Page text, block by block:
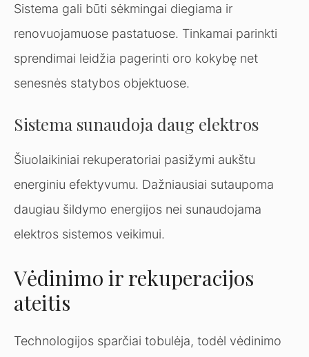
Sistema gali būti sėkmingai diegiama ir
renovuojamuose pastatuose. Tinkamai parinkti
sprendimai leidžia pagerinti oro kokybę net
senesnės statybos objektuose.
Sistema sunaudoja daug elektros
Šiuolaikiniai rekuperatoriai pasižymi aukštu
energiniu efektyvumu. Dažniausiai sutaupoma
daugiau šildymo energijos nei sunaudojama
elektros sistemos veikimui.
Vėdinimo ir rekuperacijos
ateitis
Technologijos sparčiai tobulėja, todėl vėdinimo